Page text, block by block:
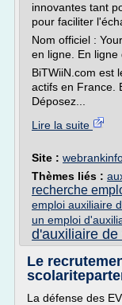
innovantes tant
pour faciliter
Nom officiel :
en ligne. En ligne
BiTWiiN.com est
actifs en France.
Déposez...
Lire la suite
Site :
Thèmes liés :
recherche
emploi auxiliaire
un emploi
d'auxiliaire
Le
La défense des